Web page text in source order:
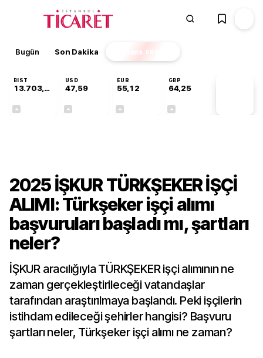
Bugün Son Dakika Finans EKSTRA
BIST
13.703,13
USD
47,59
EUR
55,12
GBP
64,25
2025 İŞKUR TÜRKŞEKER İŞÇİ
ALIMI: Türkşeker işçi alımı
başvuruları başladı mı, şartları
neler?
İŞKUR aracılığıyla TÜRKŞEKER işçi alımının ne
zaman gerçekleştirileceği vatandaşlar
tarafından araştırılmaya başlandı. Peki işçilerin
istihdam edileceği şehirler hangisi? Başvuru
şartları neler, Türkşeker işçi alımı ne zaman?